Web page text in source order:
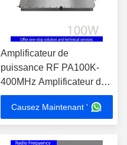
Amplificateur de
puissance RF PA100K-
400MHz Amplificateur de
signal à haute intégration
100W pour un usage
professionnel
Causez Maintenant '